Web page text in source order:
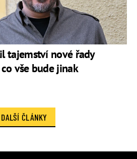
tajemství nové řady
vše bude jinak
DALŠÍ ČLÁNKY